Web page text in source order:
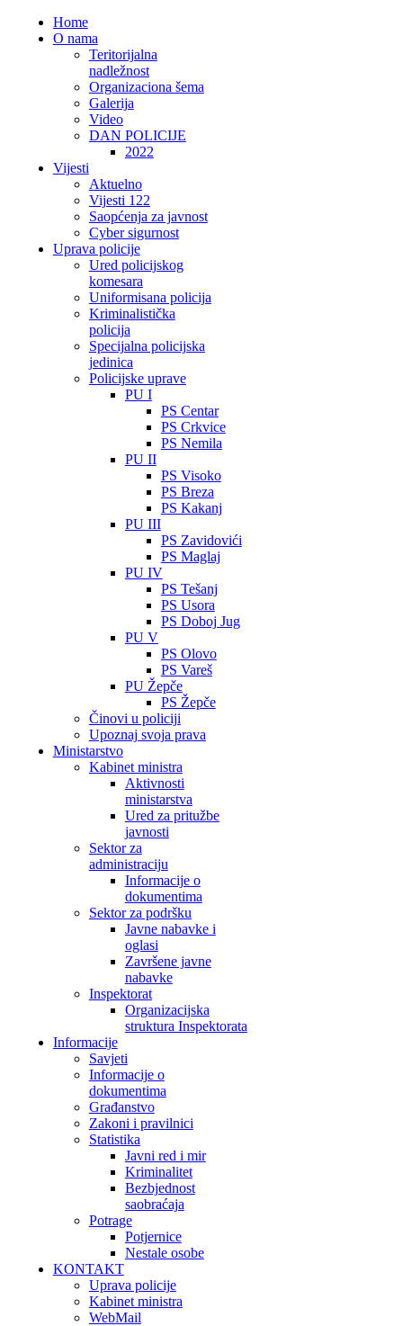
Home
O nama
Teritorijalna
nadležnost
Organizaciona šema
Galerija
Video
DAN POLICIJE
2022
Vijesti
Aktuelno
Vijesti 122
Saopćenja za javnost
Cyber sigurnost
Uprava policije
Ured policijskog
komesara
Uniformisana policija
Kriminalistička
policija
Specijalna policijska
jedinica
Policijske uprave
PU I
PS Centar
PS Crkvice
PS Nemila
PU II
PS Visoko
PS Breza
PS Kakanj
PU III
PS Zavidovići
PS Maglaj
PU IV
PS Tešanj
PS Usora
PS Doboj Jug
PU V
PS Olovo
PS Vareš
PU Žepče
PS Žepče
Činovi u policiji
Upoznaj svoja prava
Ministarstvo
Kabinet ministra
Aktivnosti
ministarstva
Ured za pritužbe
javnosti
Sektor za
administraciju
Informacije o
dokumentima
Sektor za podršku
Javne nabavke i
oglasi
Završene javne
nabavke
Inspektorat
Organizacijska
struktura Inspektorata
Informacije
Savjeti
Informacije o
dokumentima
Građanstvo
Zakoni i pravilnici
Statistika
Javni red i mir
Kriminalitet
Bezbjednost
saobraćaja
Potrage
Potjernice
Nestale osobe
KONTAKT
Uprava policije
Kabinet ministra
WebMail